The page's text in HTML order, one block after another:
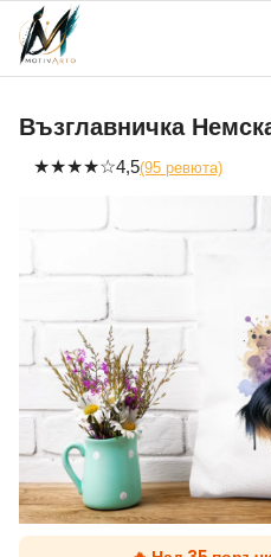
Skip
content
Възглавничка
★★★★☆4,5(95 ревюта)